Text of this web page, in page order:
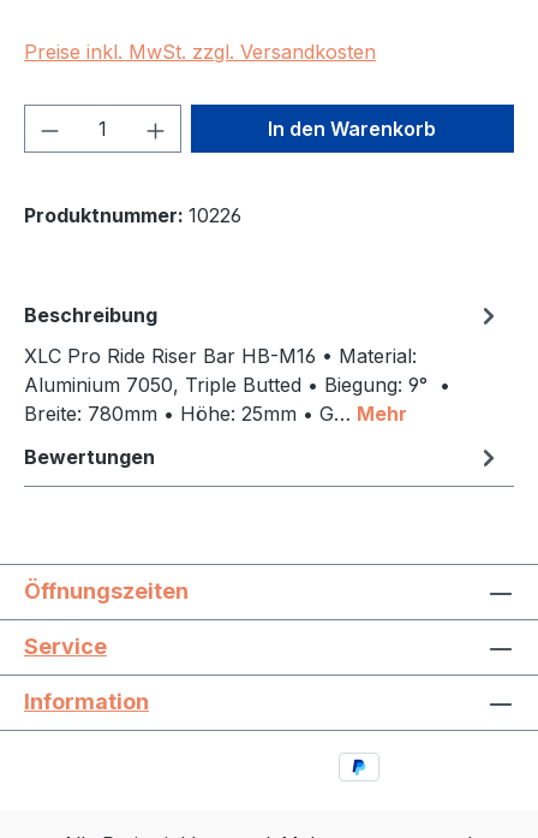
Preise inkl. MwSt. zzgl. Versandkosten
Produkt Anzahl: Gib denIn den Warenkorb
Produktnummer: 10226
Beschreibung
XLC Pro Ride Riser Bar HB-M16 • Material:
Aluminium 7050, Triple Butted • Biegung: 9° •
Breite: 780mm • Höhe: 25mm • G… Mehr
Bewertungen
Öffnungszeiten
Service
Information